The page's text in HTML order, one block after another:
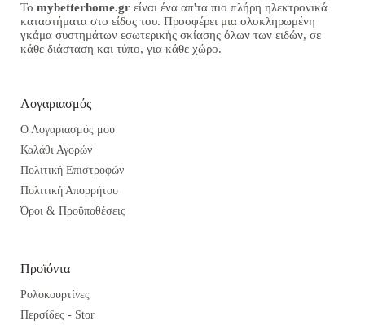
Το mybetterhome.gr είναι ένα απ'τα πιο πλήρη ηλεκτρονικά
καταστήματα στο είδος του. Προσφέρει μια ολοκληρωμένη
γκάμα συστημάτων εσωτερικής σκίασης όλων των ειδών, σε
κάθε διάσταση και τύπο, για κάθε χώρο.
Λογαριασμός
Ο Λογαριασμός μου
Καλάθι Αγορών
Πολιτική Επιστροφών
Πολιτική Απορρήτου
Όροι & Προϋποθέσεις
Προϊόντα
Ρολοκουρτίνες
Περσίδες - Stor